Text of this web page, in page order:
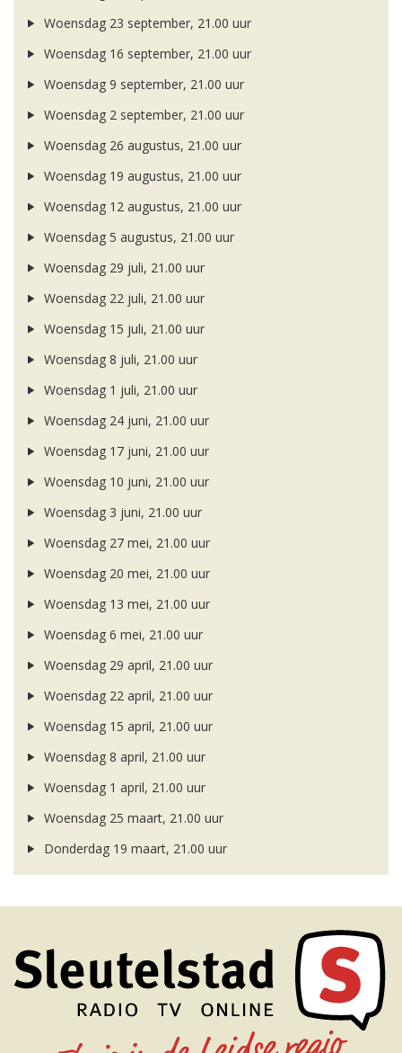
Woensdag 23 september, 21.00 uur
Woensdag 16 september, 21.00 uur
Woensdag 9 september, 21.00 uur
Woensdag 2 september, 21.00 uur
Woensdag 26 augustus, 21.00 uur
Woensdag 19 augustus, 21.00 uur
Woensdag 12 augustus, 21.00 uur
Woensdag 5 augustus, 21.00 uur
Woensdag 29 juli, 21.00 uur
Woensdag 22 juli, 21.00 uur
Woensdag 15 juli, 21.00 uur
Woensdag 8 juli, 21.00 uur
Woensdag 1 juli, 21.00 uur
Woensdag 24 juni, 21.00 uur
Woensdag 17 juni, 21.00 uur
Woensdag 10 juni, 21.00 uur
Woensdag 3 juni, 21.00 uur
Woensdag 27 mei, 21.00 uur
Woensdag 20 mei, 21.00 uur
Woensdag 13 mei, 21.00 uur
Woensdag 6 mei, 21.00 uur
Woensdag 29 april, 21.00 uur
Woensdag 22 april, 21.00 uur
Woensdag 15 april, 21.00 uur
Woensdag 8 april, 21.00 uur
Woensdag 1 april, 21.00 uur
Woensdag 25 maart, 21.00 uur
Donderdag 19 maart, 21.00 uur